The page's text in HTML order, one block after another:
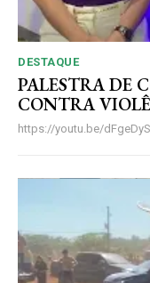
DESTAQUE
PALESTRA DE
CONTRA
https://youtu.be/